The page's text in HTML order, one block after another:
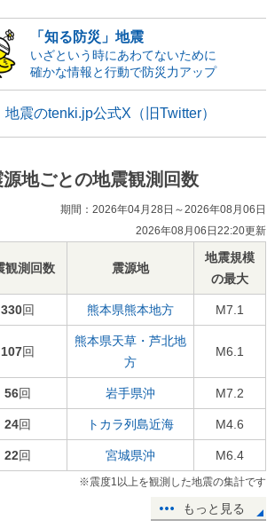
「知る防災」地震
いざという時にあわてないために
確かな情報と行動で防災力アップ
地震のtenki.jp公式X（旧Twitter）
源地ごとの地震観測回数
期間：2026年04月28日～2026年08月06日
2026年08月06日22:20更新
観測回数 震源地
地震規模
の最大
330回 熊本県熊本地方 M7.1
107回
熊本県天草・芦北地
方
M6.1
56回 岩手県沖 M7.2
24回 トカラ列島近海 M4.6
22回 宮城県沖 M6.4
※震度1以上を観測した地震の集計です
もっと見る